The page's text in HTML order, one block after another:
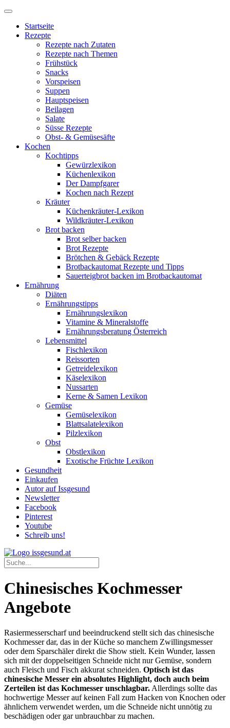
Startseite
Rezepte
Rezepte nach Zutaten
Rezepte nach Themen
Frühstück
Snacks
Vorspeisen
Suppen
Hauptspeisen
Beilagen
Salate
Süsse Rezepte
Obst- & Gemüsesäfte
Kochen
Kochtipps
Gewürzlexikon
Küchenlexikon
Der Dampfgarer
Kochen nach Rezept
Kräuter
Küchenkräuter-Lexikon
Wildkräuter-Lexikon
Brot backen
Brot selber backen
Brot Rezepte
Brötchen & Gebäck Rezepte
Brotbackautomat Rezepte und Tipps
Sauerteigbrot backen im Brotbackautomat
Ernährung
Diäten
Ernährungstipps
Ernährungslexikon
Vitamine & Mineralstoffe
Ernährungsberatung Österreich
Lebensmittel
Fischlexikon
Reissorten
Getreidelexikon
Käselexikon
Nussarten
Kerne & Samen Lexikon
Gemüse
Gemüselexikon
Blattsalatelexikon
Pilzlexikon
Obst
Obstlexikon
Exotische Früchte Lexikon
Gesundheit
Einkaufen
Autor auf Issgesund
Newsletter
Facebook
Pinterest
Youtube
Schreib uns!
Chinesisches Kochmesser
Angebote
Rasiermesserscharf und beeindruckend stellt sich das chinesische
Kochmesser dar, das in der Küche so manchem Zwillingsmesser
oder dem Sparschäler direkt die Show stielt. Kein Wunder, lassen
sich mit der doppelseitigen Schneide nicht nur Gemüse, sondern
auch Fleisch und Fisch akkurat schneiden. Optisch ist das
chinesische Messer ein absolutes Highlight, doch auch beim
Zerteilen ist das Kochmesser unschlagbar. Allerdings sollte das
hochwertige Messer auf keinen Fall zum Hacken von Knochen oder
ähnlichem verwendet werden, um die Schneide nicht unnötig zu
beschädigen oder gar unbrauchbar zu machen.